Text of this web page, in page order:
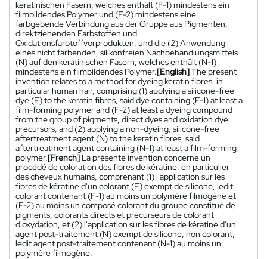
keratinischen Fasern, welches enthält (F-1) mindestens ein
filmbildendes Polymer und (F-2) mindestens eine
farbgebende Verbindung aus der Gruppe aus Pigmenten,
direktziehenden Farbstoffen und
Oxidationsfarbtoffvorprodukten, und die (2) Anwendung
eines nicht färbenden, silikonfreien Nachbehandlungsmittels
(N) auf den keratinischen Fasern, welches enthält (N-1)
mindestens ein filmbildendes Polymer.[English]The present
invention relates to a method for dyeing keratin fibres, in
particular human hair, comprising (1) applying a silicone-free
dye (F) to the keratin fibres, said dye containing (F-1) at least a
film-forming polymer and (F-2) at least a dyeing compound
from the group of pigments, direct dyes and oxidation dye
precursors, and (2) applying a non-dyeing, silicone-free
aftertreatment agent (N) to the keratin fibres, said
aftertreatment agent containing (N-1) at least a film-forming
polymer.[French] La présente invention concerne un
procédé de coloration des fibres de kératine, en particulier
des cheveux humains, comprenant (1) l'application sur les
fibres de kératine d'un colorant (F) exempt de silicone, ledit
colorant contenant (F-1) au moins un polymère filmogène et
(F-2) au moins un composé colorant du groupe constitué de
pigments, colorants directs et précurseurs de colorant
d'oxydation, et (2) l'application sur les fibres de kératine d'un
agent post-traitement (N) exempt de silicone, non colorant,
ledit agent post-traitement contenant (N-1) au moins un
polymère filmogène.